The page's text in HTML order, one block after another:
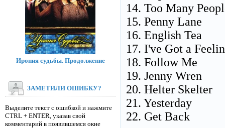
14. Too Many
15. Penny Lane
16. English Tea
17. I've Got a
18. Follow Me
19. Jenny Wren
20. Helter Skelter
21. Yesterday
22. Get Back
Ирония судьбы. Продолжение
ЗАМЕТИЛИ ОШИБКУ?
Выделите текст с ошибкой и нажмите
CTRL + ENTER, указав свой
комментарий в появившемся окне